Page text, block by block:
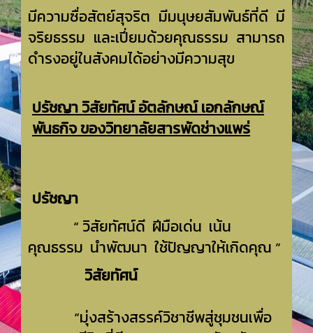
มีความซื่อสัตย์สุจริต มีมนุษยสัมพันธ์ที่ดี มี
จริยธรรม และเปี่ยมด้วยคุณธรรม สามารถ
ดำรงอยู่ในสังคมได้อย่างมีความสุข
ปรัชญา วิสัยทัศน์ อัตลักษณ์ เอกลักษณ์
พันธกิจ ของวิทยาลัยสารพัดช่างแพร่
ปรัชญา
“ วิสัยทัศน์ดี ฝีมือเด่น เน้น
คุณธรรม นำพัฒนา ใช้ปัญญาให้เกิดคุณ ”
วิสัยทัศน์
“มุ่งสร้างสรรค์วิชาชีพสู่ชุมชนเพื่อ